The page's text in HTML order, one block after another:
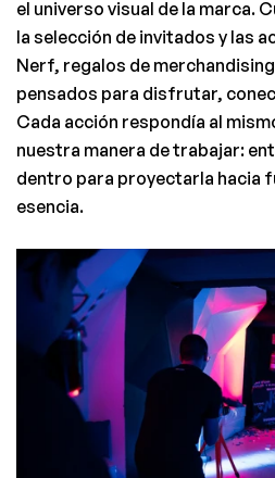
el universo visual de la marca.
la selección de invitados y las
Nerf, regalos de
pensados para disfrutar,
Cada acción respondía al
nuestra manera de trabajar:
dentro para proyectarla hacia
esencia.